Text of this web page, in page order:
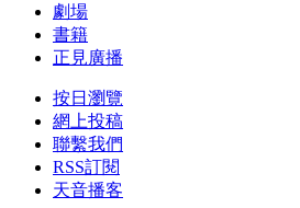
劇場
書籍
正見廣播
按日瀏覽
網上投稿
聯繫我們
RSS訂閱
天音播客